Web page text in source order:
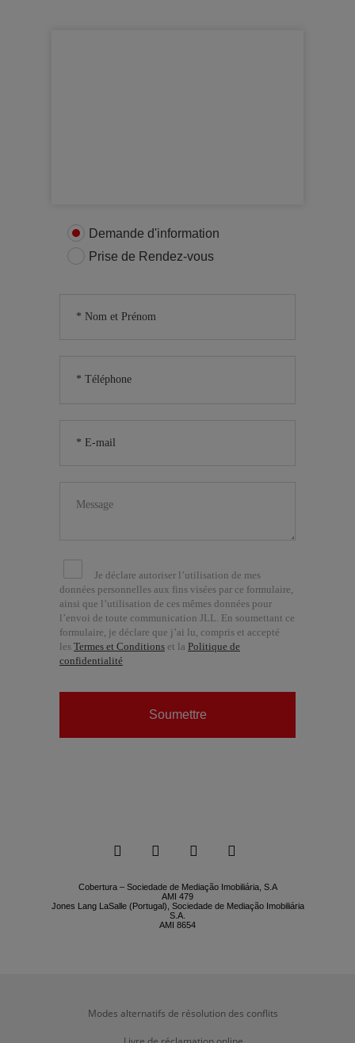
Demande d'information
Prise de Rendez-vous
Je déclare autoriser l’utilisation de mes
données personnelles aux fins visées par ce formulaire,
ainsi que l’utilisation de ces mêmes données pour
l’envoi de toute communication JLL. En soumettant ce
formulaire, je déclare que j’ai lu, compris et accepté
les Termes et Conditions et la Politique de
confidentialité
Soumettre
Cobertura – Sociedade de Mediação Imobiliária, S.A
AMI 479
Jones Lang LaSalle (Portugal), Sociedade de Mediação Imobiliária
S.A.
AMI 8654
   
Modes alternatifs de résolution des conflits